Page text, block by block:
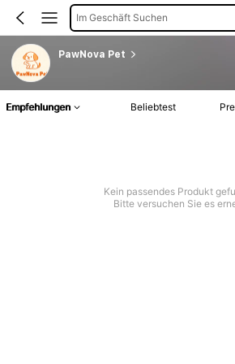
Im Geschäft Suchen
PawNova Pet
Empfehlungen Beliebtest
Kein passendes Produkt
Bitte versuchen Sie es